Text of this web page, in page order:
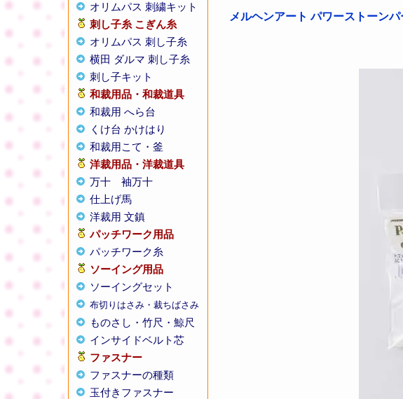
オリムパス 刺繍キット
刺し子糸 こぎん糸
オリムパス 刺し子糸
横田 ダルマ 刺し子糸
刺し子キット
和裁用品・和裁道具
和裁用 へら台
くけ台 かけはり
和裁用こて・釜
洋裁用品・洋裁道具
万十
袖万十
仕上げ馬
洋裁用 文鎮
パッチワーク用品
パッチワーク糸
ソーイング用品
ソーイングセット
布切りはさみ・裁ちばさみ
ものさし・竹尺・鯨尺
インサイドベルト芯
ファスナー
ファスナーの種類
玉付きファスナー
メルヘンアート パワーストーン